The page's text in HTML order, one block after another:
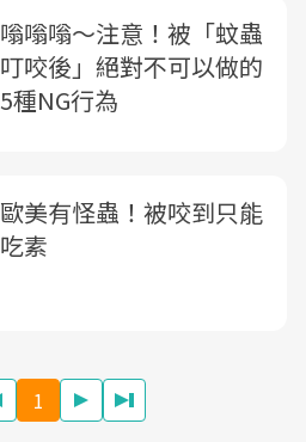
嗡嗡嗡～注意！被「蚊蟲
叮咬後」絕對不可以做的
5種NG行為
歐美有怪蟲！被咬到只能
吃素
1